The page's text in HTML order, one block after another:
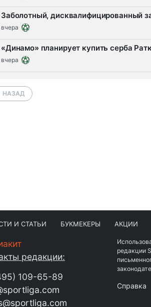
Заболотный, дисквалифицированный
вчера
«Динамо» планирует купить серба
вчера
НАЗАД
И СТАТЬИ БУКМЕКЕРЫ АКЦИИ
редакции:
109-65-89
редакции
Справка